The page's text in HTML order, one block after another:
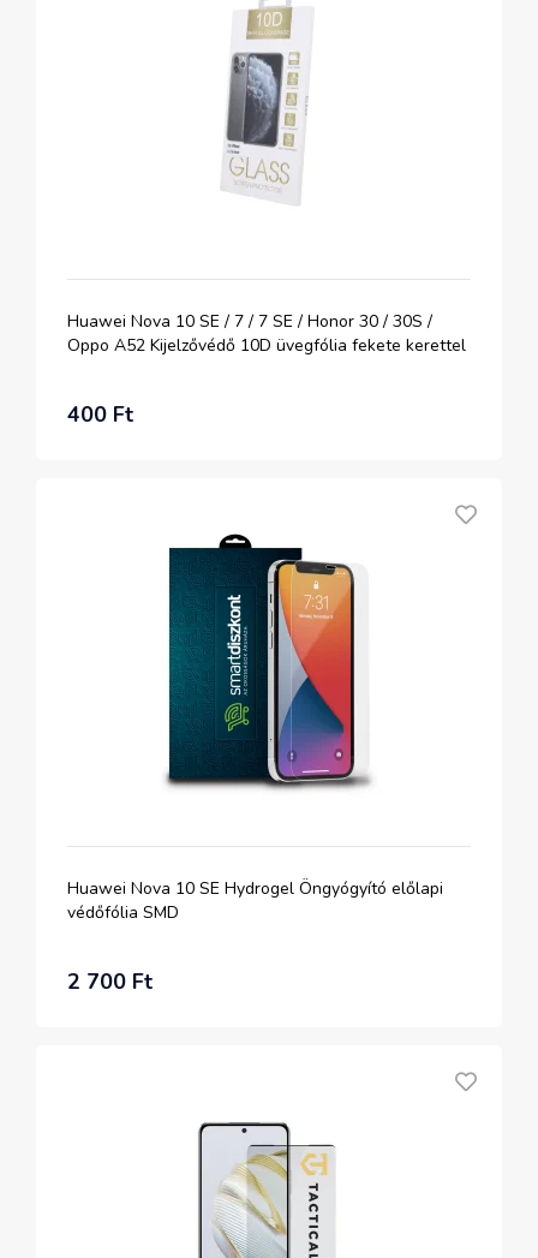
Huawei Nova 10 SE / 7 / 7 SE / Honor 30 / 30S /
Oppo A52 Kijelzővédő 10D üvegfólia fekete kerettel
400 Ft
Huawei Nova 10 SE Hydrogel Öngyógyító előlapi
védőfólia SMD
2 700 Ft